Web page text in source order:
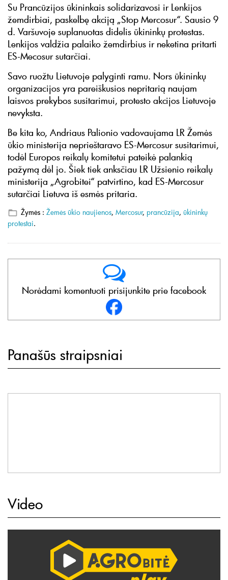
Su Prancūzijos ūkininkais solidarizavosi ir Lenkijos
žemdirbiai, paskelbę akciją „Stop Mercosur“. Sausio 9
d. Varšuvoje suplanuotas didelis ūkininkų protestas.
Lenkijos valdžia palaiko žemdirbius ir neketina pritarti
ES-Mecosur sutarčiai.
Savo ruožtu Lietuvoje palyginti ramu. Nors ūkininkų
organizacijos yra pareiškusios nepritarią naujam
laisvos prekybos susitarimui, protesto akcijos Lietuvoje
nevyksta.
Be kita ko, Andriaus Palionio vadovaujama LR Žemės
ūkio ministerija neprieštaravo ES-Mercosur susitarimui,
todėl Europos reikalų komitetui pateikė palankią
pažymą dėl jo. Šiek tiek anksčiau LR Užsienio reikalų
ministerija „Agrobitei“ patvirtino, kad ES-Mercosur
sutarčiai Lietuva iš esmės pritaria.
Žymės : Žemės ūkio naujienos, Mercosur, prancūzija, ūkininkų
protestai.
Norėdami komentuoti prisijunkite prie facebook
Panašūs straipsniai
Video